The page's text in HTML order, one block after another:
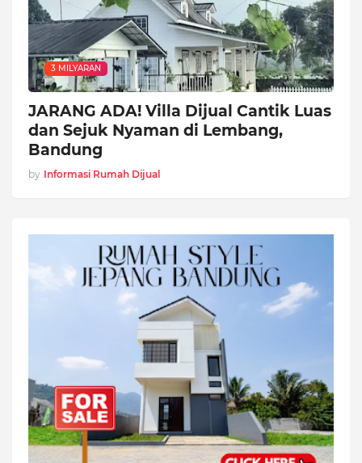
3 MILYARAN
JARANG ADA! Villa Dijual Cantik Luas
dan Sejuk Nyaman di Lembang,
Bandung
by Informasi Rumah Dijual